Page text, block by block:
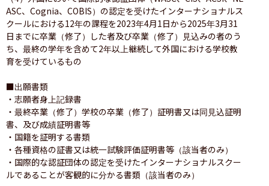
ASC、Cognia、COBIS）の認定を受けたインターナショナルス
クールにおける12年の課程を2023年4月1日から2025年3月31
日までに卒業（修了）した者及び卒業（修了）見込みの者のう
ち、最終の学年を含めて2年以上継続して外国における学校教
育を受けているもの
■出願書類
・志願者身上記録書
・最終卒業（修了）学校の卒業（修了）証明書又は同見込証明
書、及び成績証明書等
・国籍を証明する書類
・各種資格の証書又は統一試験評価証明書等（該当者のみ）
・国際的な認証団体の認定を受けたインターナショナルスクー
ルであることが客観的に分かる書類（該当者のみ）